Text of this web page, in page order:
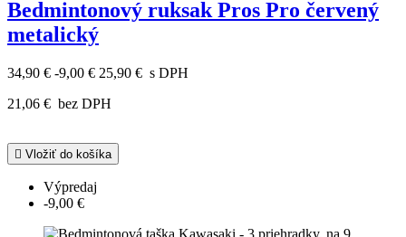
Bedmintonový ruksak Pros Pro červený
metalický
34,90 € -9,00 € 25,90 € s DPH
21,06 € bez DPH
 Vložiť do košíka
Výpredaj
-9,00 €